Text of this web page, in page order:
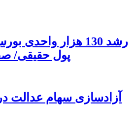
پول حقیقی/ صف
آزادسازی سهام عدالت